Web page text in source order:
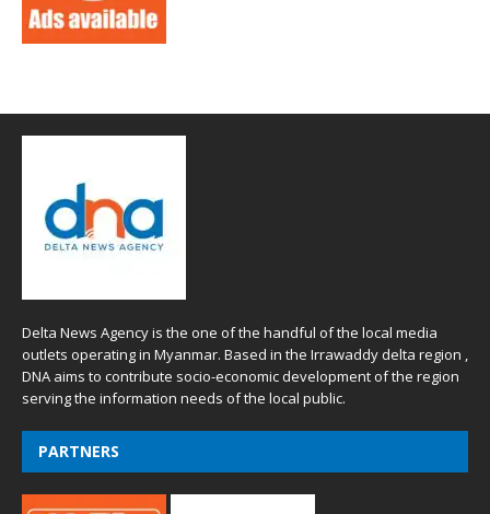
Delta News Agency is the one of the handful of the local media
outlets operating in Myanmar. Based in the Irrawaddy delta region ,
DNA aims to contribute socio-economic development of the region
serving the information needs of the local public.
PARTNERS